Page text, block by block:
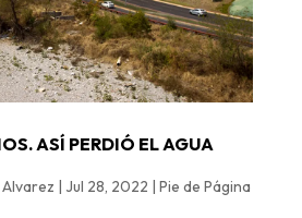
ASÍ PERDIÓ EL AGUA
| Jul 28, 2022 | Pie de Página